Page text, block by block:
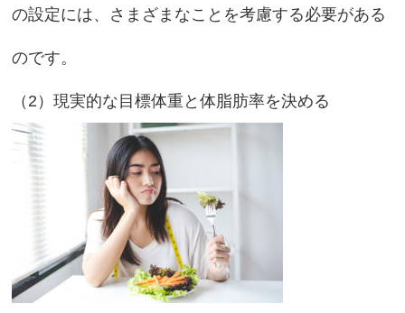
の設定には、さまざまなことを考慮する必要がある
のです。
（2）現実的な目標体重と体脂肪率を決める